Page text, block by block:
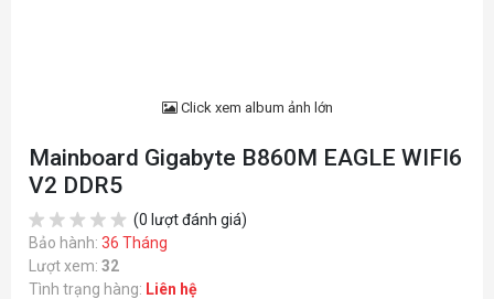
Click xem album ảnh lớn
Mainboard Gigabyte B860M EAGLE WIFI6
V2 DDR5
(0 lượt đánh giá)
Bảo hành: 36 Tháng
Lượt xem: 32
Tình trạng hàng: Liên hệ